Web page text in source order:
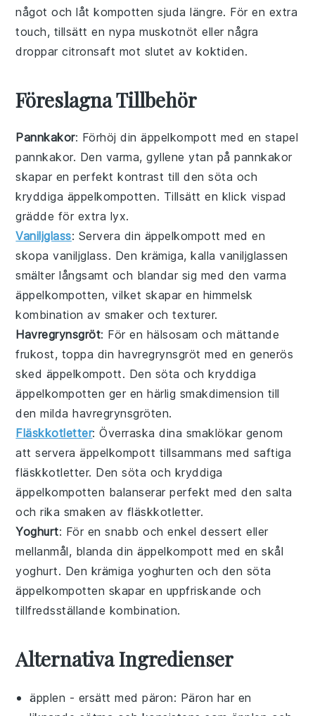
något och låtkompotten sjuda längre. För en extra
touch, tillsätt en nypamuskotnöt eller några
dropparcitronsaft mot slutet av koktiden.
Föreslagna Tillbehör
Pannkakor: Förhöj din äppelkompott med en stapel
pannkakor. Den varma, gyllene ytan påpannkakor
skapar en perfekt kontrast till den söta och
kryddiga äppelkompotten. Tillsätt en klick vispad
grädde för extra lyx.
Vaniljglass: Servera din äppelkompott med en
skopavaniljglass. Den krämiga, kallavaniljglassen
smälter långsamt och blandar sig med den varma
äppelkompotten, vilket skapar en himmelsk
kombination av smaker och texturer.
Havregrynsgröt: För en hälsosam och mättande
frukost, toppa din havregrynsgröt med en generös
sked äppelkompott. Den söta och kryddiga
äppelkompotten ger en härlig smakdimension till
den mildahavregrynsgröten.
Fläskkotletter: Överraska dina smaklökar genom
att servera äppelkompott tillsammans med saftiga
fläskkotletter. Den söta och kryddiga
äppelkompotten balanserar perfekt med den salta
och rika smaken av fläskkotletter.
Yoghurt: För en snabb och enkel dessert eller
mellanmål, blanda din äppelkompott med en skål
yoghurt. Den krämiga yoghurten och den söta
äppelkompotten skapar en uppfriskande och
tillfredsställande kombination.
Alternativa Ingredienser
äpplen - ersätt medpäron: Päron har en